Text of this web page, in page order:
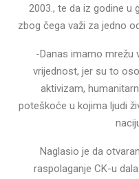
2003., te da iz godine u
zbog čega važi za jedno
-Danas imamo mrežu
vrijednost, jer su to
aktivizam,
poteškoće u kojima ljudi
Naglasio je da
raspolaganje CK-u